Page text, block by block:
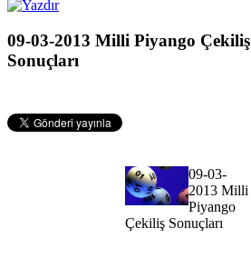
09-03-2013 Milli Piyango Çekiliş
Sonuçları
09-03-
2013 Milli
Piyango
Çekiliş Sonuçları